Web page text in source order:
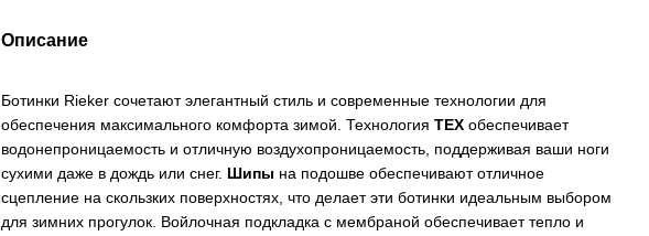
Описание
Ботинки Rieker сочетают элегантный стиль и современные технологии для
обеспечения максимального комфорта зимой. ТехнологияTEX обеспечивает
водонепроницаемость и отличную воздухопроницаемость, поддерживая ваши ноги
сухими даже в дождь или снег. Шипы на подошве обеспечивают отличное
сцепление на скользких поверхностях, что делает эти ботинки идеальным выбором
для зимних прогулок. Войлочная подкладка с мембраной обеспечивает тепло и